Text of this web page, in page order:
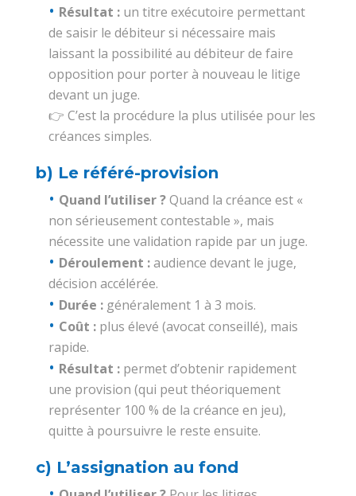
Résultat : un titre exécutoire permettant
de saisir le débiteur si nécessaire mais
laissant la possibilité au débiteur de faire
opposition pour porter à nouveau le litige
devant un juge.
👉 C’est la procédure la plus utilisée pour les
créances simples.
b) Le référé-provision
Quand l’utiliser ?Quand la créance est «
non sérieusement contestable », mais
nécessite une validation rapide par un juge.
Déroulement :audience devant le juge,
décision accélérée.
Durée : généralement 1 à 3 mois.
Coût :plus élevé (avocat conseillé), mais
rapide.
Résultat :permet d’obtenir rapidement
une provision (qui peut théoriquement
représenter 100 % de la créance en jeu),
quitte à poursuivre le reste ensuite.
c) L’assignation au fond